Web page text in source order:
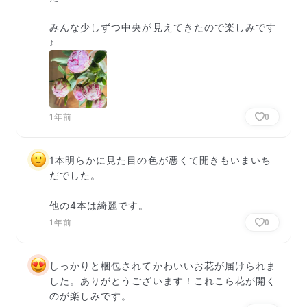
みんな少しずつ中央が見えてきたので楽しみです
♪
1年前 0
1本明らかに見た目の色が悪くて開きもいまいち
だでした。
他の4本は綺麗です。
1年前 0
しっかりと梱包されてかわいいお花が届けられま
した。ありがとうございます！これこら花が開く
のが楽しみです。